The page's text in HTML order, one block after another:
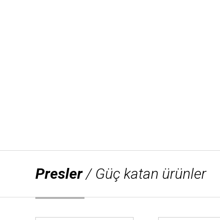
Presler/ Güç katan ürünler